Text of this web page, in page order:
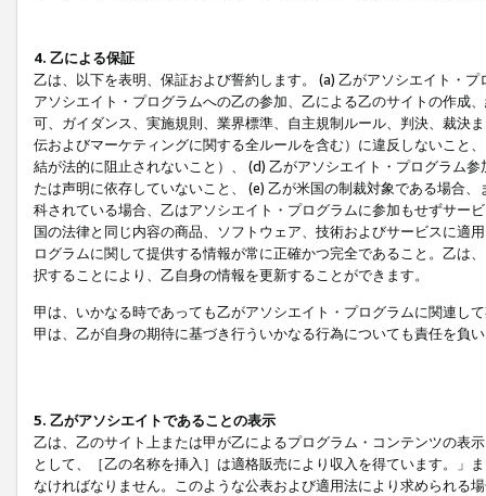
4. 乙による保証
乙は、以下を表明、保証および誓約します。 (a) 乙がアソシエイト・
アソシエイト・プログラムへの乙の参加、乙による乙のサイトの作成
可、ガイダンス、実施規則、業界標準、自主規制ルール、判決、裁決
伝およびマーケティングに関する全ルールを含む）に違反しないこと
結が法的に阻止されないこと）、 (d) 乙がアソシエイト・プログラム
たは声明に依存していないこと、 (e) 乙が米国の制裁対象である場合
科されている場合、乙はアソシエイト・プログラムに参加もせずサー
国の法律と同じ内容の商品、ソフトウェア、技術およびサービスに適
ログラムに関して提供する情報が常に正確かつ完全であること。乙は
択することにより、乙自身の情報を更新することができます。
甲は、いかなる時であっても乙がアソシエイト・プログラムに関連し
甲は、乙が自身の期待に基づき行ういかなる行為についても責任を負
5. 乙がアソシエイトであることの表示
乙は、乙のサイト上または甲が乙によるプログラム・コンテンツの表
として、［乙の名称を挿入］は適格販売により収入を得ています。」
なければなりません。このような公表および適用法により求められる